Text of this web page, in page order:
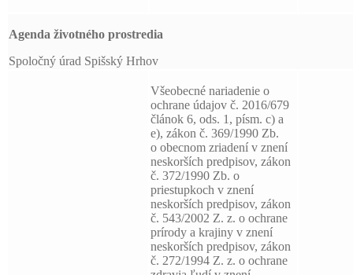
Agenda životného prostredia
Spoločný úrad Spišský Hrhov
Všeobecné nariadenie o
ochrane údajov č. 2016/679
článok 6, ods. 1, písm. c) a
e), zákon č. 369/1990 Zb.
o obecnom zriadení v znení
neskorších predpisov, zákon
č. 372/1990 Zb. o
priestupkoch v znení
neskorších predpisov, zákon
č. 543/2002 Z. z. o ochrane
prírody a krajiny v znení
neskorších predpisov, zákon
č. 272/1994 Z. z. o ochrane